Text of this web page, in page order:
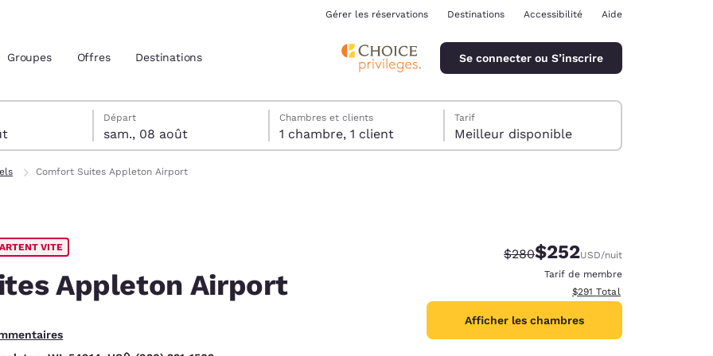
actuels
Gérer les réservations Destinations Accessibilité Aide
Groupes Offres Destinations Se connecter ou S’inscrire
Départ
sam., 08 août
au samedi 8 août
au vendredi 7 août
Chambres et clients
1 chambre, 1 client
Tarif
Meilleur disponible
Comfort Suites Appleton Airport
VITE
Appleton Airport
Tarif barré :
$280Tarif réduit :
$252USD/nuit
Tarif de membre
Afficher les détails totaux
$291 Total
Afficher les chambres